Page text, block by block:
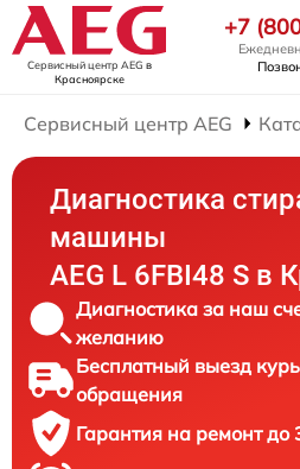
Сервисный центр AEG в
Красноярске
+7
Сервисный центр AEG
Диагностика
машины
AEG L 6FBI48 S в
Диагностика за наш
желанию
Бесплатный выезд
обращения
Гарантия на ремонт до